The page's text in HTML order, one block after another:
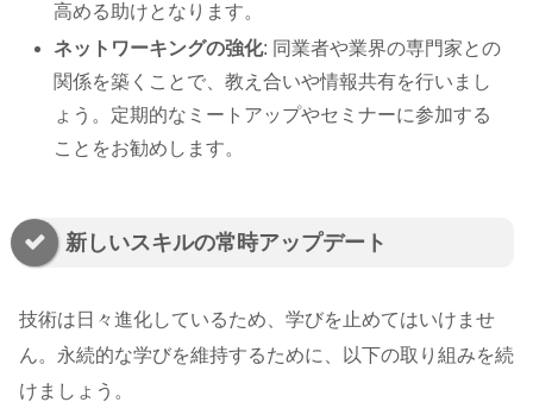
高める助けとなります。
ネットワーキングの強化: 同業者や業界の専門家との
関係を築くことで、教え合いや情報共有を行いまし
ょう。定期的なミートアップやセミナーに参加する
ことをお勧めします。
新しいスキルの常時アップデート
技術は日々進化しているため、学びを止めてはいけませ
ん。永続的な学びを維持するために、以下の取り組みを続
けましょう。